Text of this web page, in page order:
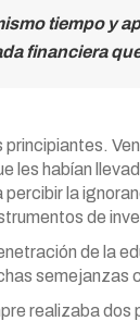
tiempo y
financiera
les habían
la
de
de la
semejanzas
realizaba